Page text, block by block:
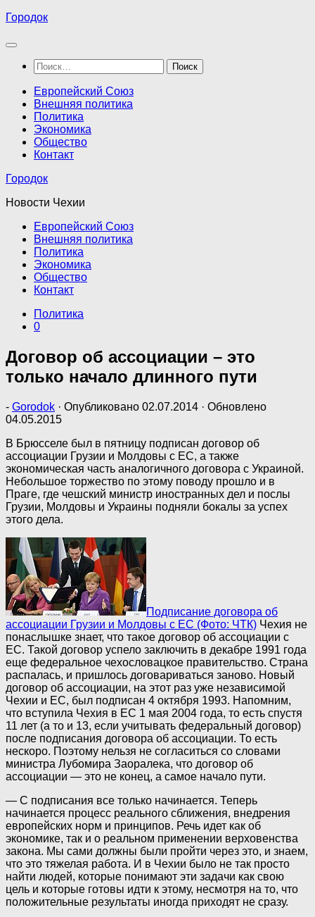
Перейти
содержимому
Городок
Найти:
Европейский Союз
Внешняя политика
Политика
Экономика
Общество
Контакт
Городок
Новости Чехии
Европейский Союз
Внешняя политика
Политика
Экономика
Общество
Контакт
Политика
0
Договор об ассоциации – это
только начало длинного пути
- Gorodok · Опубликовано 02.07.2014 · Обновлено
04.05.2015
В Брюсселе был в пятницу подписан договор об
ассоциации Грузии и Молдовы с ЕС, а также
экономическая часть аналогичного договора с Украиной.
Небольшое торжество по этому поводу прошло и в
Праге, где чешский министр иностранных дел и послы
Грузии, Молдовы и Украины подняли бокалы за успех
этого дела.
Подписание договора об
ассоциации Грузии и Молдовы с ЕС (Фото: ЧТК) Чехия не
понаслышке знает, что такое договор об ассоциации с
ЕС. Такой договор успело заключить в декабре 1991 года
еще федеральное чехословацкое правительство. Страна
распалась, и пришлось договариваться заново. Новый
договор об ассоциации, на этот раз уже независимой
Чехии и ЕС, был подписан 4 октября 1993. Напомним,
что вступила Чехия в ЕС 1 мая 2004 года, то есть спустя
11 лет (а то и 13, если учитывать федеральный договор)
после подписания договора об ассоциации. То есть
нескоро. Поэтому нельзя не согласиться со словами
министра Лубомира Заоралека, что договор об
ассоциации — это не конец, а самое начало пути.
— С подписания все только начинается. Теперь
начинается процесс реального сближения, внедрения
европейских норм и принципов. Речь идет как об
экономике, так и о реальном применении верховенства
закона. Мы сами должны были пройти через это, и знаем,
что это тяжелая работа. И в Чехии было не так просто
найти людей, которые понимают эти задачи как свою
цель и которые готовы идти к этому, несмотря на то, что
положительные результаты иногда приходят не сразу.